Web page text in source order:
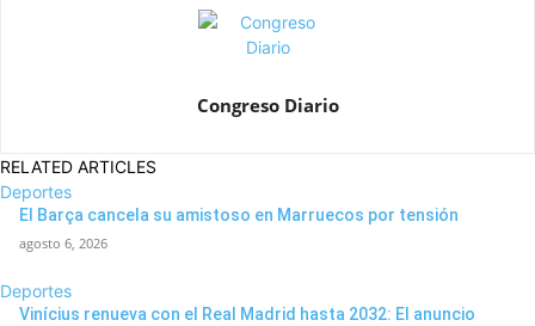
Congreso Diario
RELATED ARTICLES
Deportes
El Barça cancela su amistoso en Marruecos por tensión
agosto 6, 2026
Deportes
Vinícius renueva con el Real Madrid hasta 2032: El anuncio